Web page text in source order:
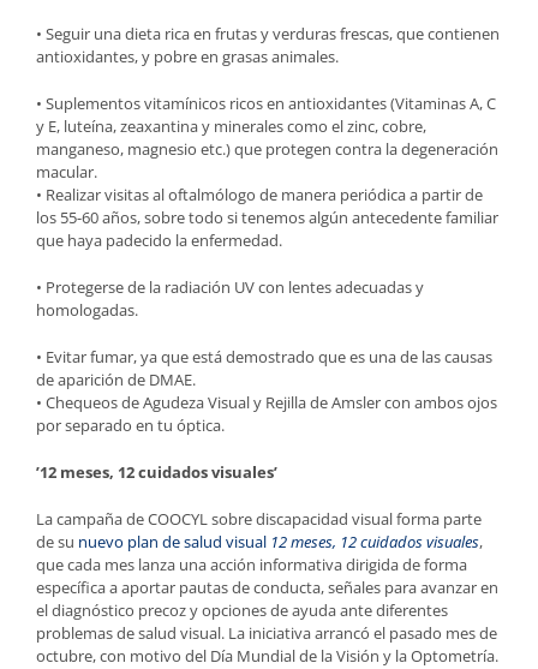
• Seguir una dieta rica en frutas y verduras frescas, que contienen
antioxidantes, y pobre en grasas animales.
• Suplementos vitamínicos ricos en antioxidantes (Vitaminas A, C
y E, luteína, zeaxantina y minerales como el zinc, cobre,
manganeso, magnesio etc.) que protegen contra la degeneración
macular.
• Realizar visitas al oftalmólogo de manera periódica a partir de
los 55-60 años, sobre todo si tenemos algún antecedente familiar
que haya padecido la enfermedad.
• Protegerse de la radiación UV con lentes adecuadas y
homologadas.
• Evitar fumar, ya que está demostrado que es una de las causas
de aparición de DMAE.
• Chequeos de Agudeza Visual y Rejilla de Amsler con ambos ojos
por separado en tu óptica.
’12 meses, 12 cuidados visuales’
La campaña de COOCYL sobre discapacidad visual forma parte
de su nuevo plan de salud visual 12 meses, 12 cuidados visuales,
que cada mes lanza una acción informativa dirigida de forma
específica a aportar pautas de conducta, señales para avanzar en
el diagnóstico precoz y opciones de ayuda ante diferentes
problemas de salud visual. La iniciativa arrancó el pasado mes de
octubre, con motivo del Día Mundial de la Visión y la Optometría.